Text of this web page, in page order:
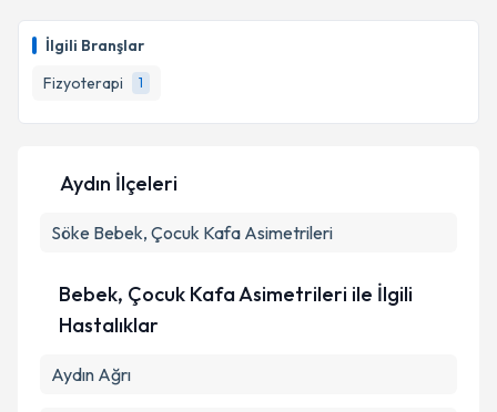
İlgili Branşlar
Fizyoterapi
1
Aydın İlçeleri
Söke Bebek, Çocuk Kafa Asimetrileri
Bebek, Çocuk Kafa Asimetrileri ile İlgili
Hastalıklar
Aydın Ağrı